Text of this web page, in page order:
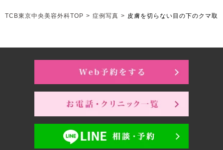
TCB東京中央美容外科TOP > 症例写真 > 皮膚を切らない目の下のクマ取